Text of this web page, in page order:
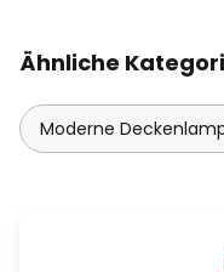
Ähnliche
Moderne